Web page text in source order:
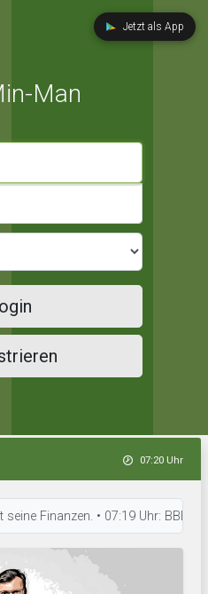
Jetzt als App
Man
07:20 Uhr
Finanzen. • 07:19 Uhr: BBB´s